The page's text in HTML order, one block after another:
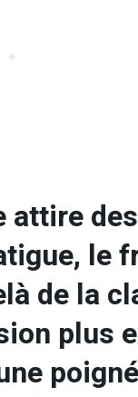
attire
le
de la
plus